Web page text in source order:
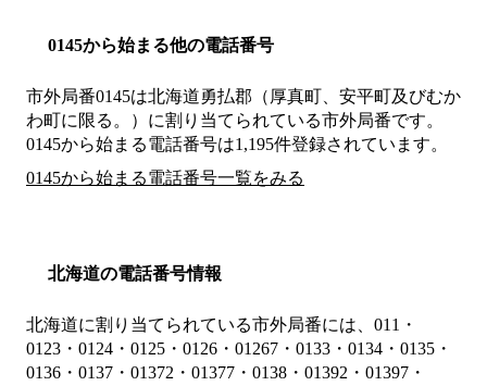
0145から始まる他の電話番号
市外局番0145は北海道勇払郡（厚真町、安平町及びむか
わ町に限る。） に割り当てられている市外局番です。
0145から始まる電話番号は1,195件登録されています。
0145から始まる電話番号一覧をみる
北海道の電話番号情報
北海道に割り当てられている市外局番には、011・
0123・0124・0125・0126・01267・0133・0134・0135・
0136・0137・01372・01377・0138・01392・01397・